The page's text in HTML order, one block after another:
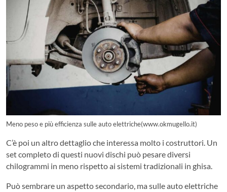
Meno peso e più efficienza sulle auto elettriche(www.okmugello.it)
C’è poi un altro dettaglio che interessa molto i costruttori. Un
set completo di questi nuovi dischi può pesare diversi
chilogrammi in meno rispetto ai sistemi tradizionali in ghisa.
Può sembrare un aspetto secondario, ma sulle auto elettriche